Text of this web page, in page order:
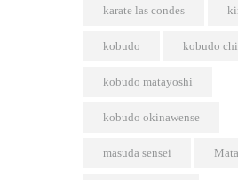
karate las condes
kobudo kobudo
kobudo matayoshi
kobudo okinawense
masuda sensei